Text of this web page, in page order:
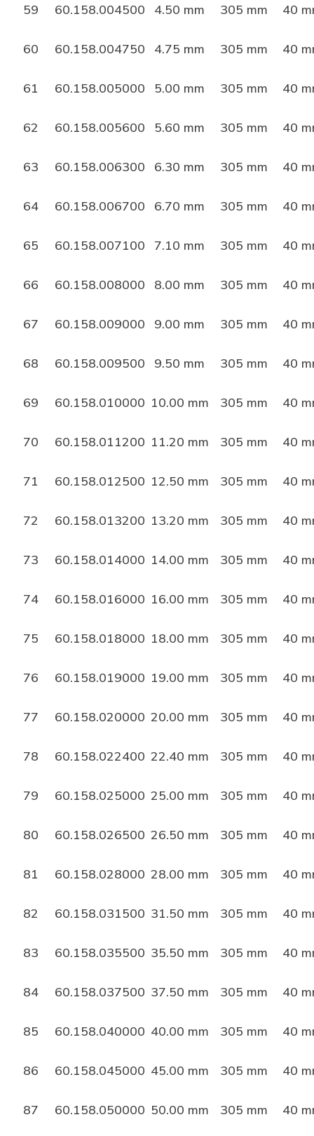
59 60.158.004500 4.50 mm 305 mm 40
60 60.158.004750 4.75 mm 305 mm 40
61 60.158.005000 5.00 mm 305 mm 40
62 60.158.005600 5.60 mm 305 mm 40
63 60.158.006300 6.30 mm 305 mm 40
64 60.158.006700 6.70 mm 305 mm 40
65 60.158.007100 7.10 mm 305 mm 40
66 60.158.008000 8.00 mm 305 mm 40
67 60.158.009000 9.00 mm 305 mm 40
68 60.158.009500 9.50 mm 305 mm 40
69 60.158.010000 10.00 mm 305 mm 40
70 60.158.011200 11.20 mm 305 mm 40
71 60.158.012500 12.50 mm 305 mm 40
72 60.158.013200 13.20 mm 305 mm 40
73 60.158.014000 14.00 mm 305 mm 40
74 60.158.016000 16.00 mm 305 mm 40
75 60.158.018000 18.00 mm 305 mm 40
76 60.158.019000 19.00 mm 305 mm 40
77 60.158.020000 20.00 mm 305 mm 40
78 60.158.022400 22.40 mm 305 mm 40
79 60.158.025000 25.00 mm 305 mm 40
80 60.158.026500 26.50 mm 305 mm 40
81 60.158.028000 28.00 mm 305 mm 40
82 60.158.031500 31.50 mm 305 mm 40
83 60.158.035500 35.50 mm 305 mm 40
84 60.158.037500 37.50 mm 305 mm 40
85 60.158.040000 40.00 mm 305 mm 40
86 60.158.045000 45.00 mm 305 mm 40
87 60.158.050000 50.00 mm 305 mm 40